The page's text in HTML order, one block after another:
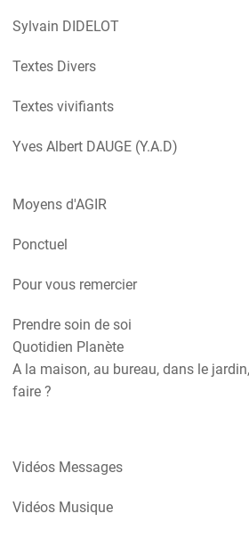
Sylvain DIDELOT
Textes Divers
Textes vivifiants
Yves Albert DAUGE (Y.A.D)
Moyens d'AGIR
Ponctuel
Pour vous remercier
Prendre soin de soi
Quotidien Planète
A la maison, au bureau, dans le
faire ?
Vidéos Messages
Vidéos Musique